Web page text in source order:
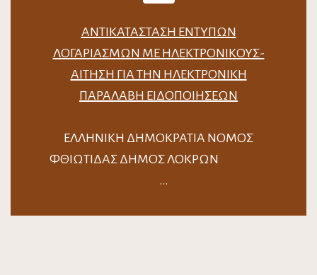
ΑΝΤΙΚΑΤΆΣΤΑΣΗ ΈΝΤΥΠΩΝ
ΛΟΓΑΡΙΑΣΜΏΝ ΜΕ ΗΛΕΚΤΡΟΝΙΚΟΎΣ-
ΑΊΤΗΣΗ ΓΙΑ ΤΗΝ ΗΛΕΚΤΡΟΝΙΚΉ
ΠΑΡΑΛΑΒΉ ΕΙΔΟΠΟΙΉΣΕΩΝ
ΕΛΛΗΝΙΚΗ ΔΗΜΟΚΡΑΤΙΑ ΝΟΜΟΣ
ΦΘΙΩΤΙΔΑΣ ΔΗΜΟΣ ΛΟΚΡΩΝ
…